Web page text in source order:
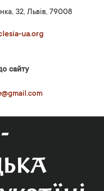
32, Львів, 79008
ua.org
сайту